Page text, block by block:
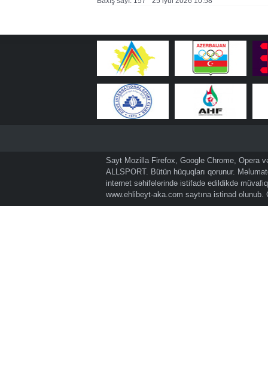
Sayt Mozilla Firefox, Google Chrome, Opera
ALLSPORT. Bütün hüquqları qorunur.
internet səhifələrində istifadə edildikdə
www.ehlibeyt-aka.com saytına istinad olunub.